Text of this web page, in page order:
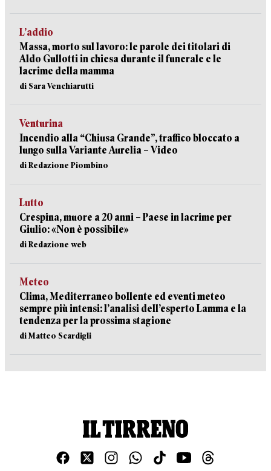
L’addio
Massa, morto sul lavoro: le parole dei titolari di
Aldo Gullotti in chiesa durante il funerale e le
lacrime della mamma
di Sara Venchiarutti
Venturina
Incendio alla “Chiusa Grande”, traffico bloccato a
lungo sulla Variante Aurelia – Video
di Redazione Piombino
Lutto
Crespina, muore a 20 anni – Paese in lacrime per
Giulio: «Non è possibile»
di Redazione web
Meteo
Clima, Mediterraneo bollente ed eventi meteo
sempre più intensi: l’analisi dell’esperto Lamma e la
tendenza per la prossima stagione
di Matteo Scardigli